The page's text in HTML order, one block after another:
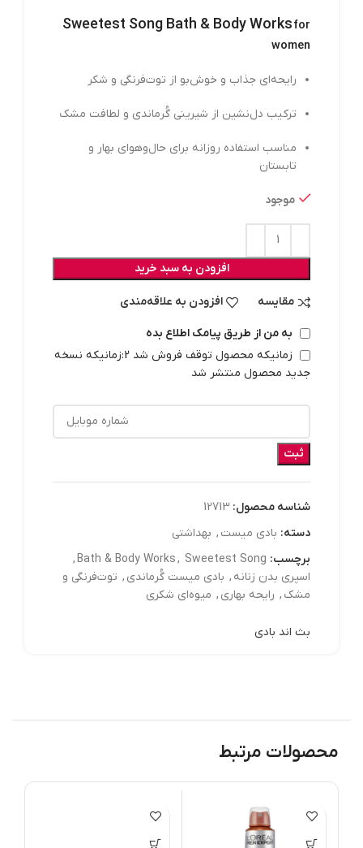
Sweetest Song Bath & Body Worksfor
women
رایحه‌ای جذاب و خوش‌بو از توت‌فرنگی و شکر
ترکیب دل‌نشین از شیرینی گُرماندی و لطافت مشک
مناسب استفاده روزانه برای حال‌وهوای بهار و
تابستان
موجود
افزودن به سبد خرید
مقایسه افزودن به علاقه‌مندی
به من از طریق پیامک اطلاع بده
زمانیکه محصول توقف فروش شد 2:زمانیکه نسخه
جدید محصول منتشر شد
ثبت
شناسه محصول: 12713
دسته: بادی میست , بهداشتي
برچسب:
Bath & Body Works, Sweetest Song
,
اسپری بدن زنانه , بادی میست گُرماندی , توت‌فرنگی و
مشک , رایحه بهاری , میوه‌ای شکری
بث اند بادی
محصولات مرتبط